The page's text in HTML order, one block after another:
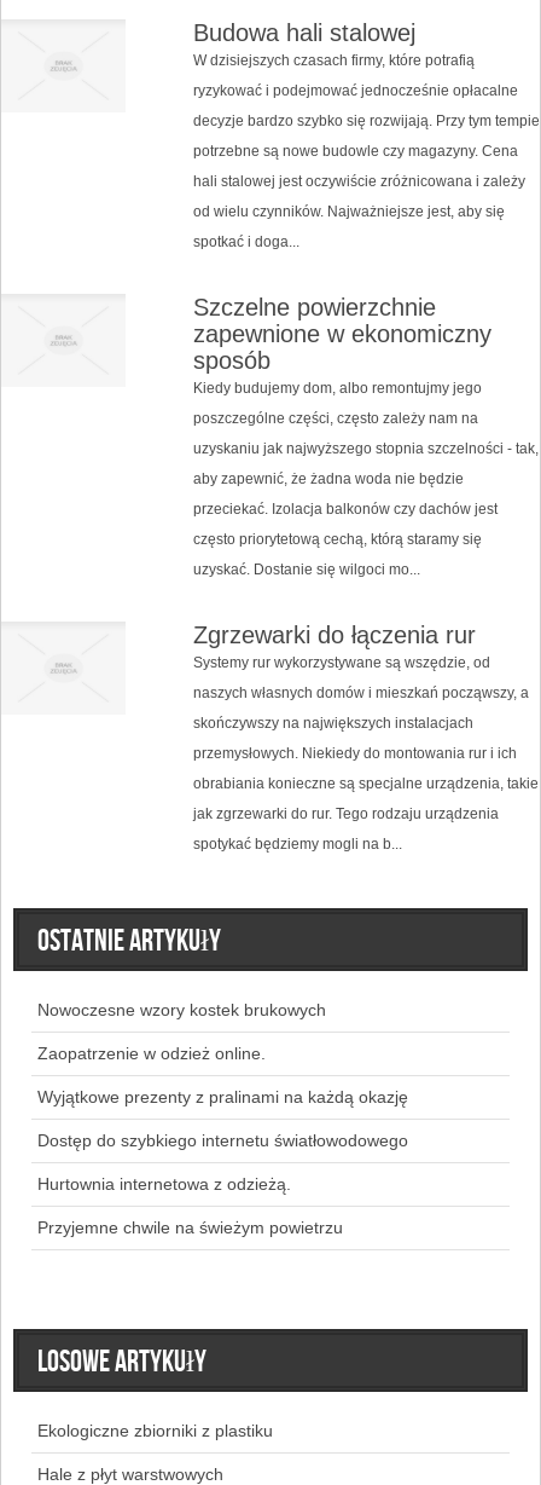
Budowa hali stalowej
W dzisiejszych czasach firmy, które potrafią
ryzykować i podejmować jednocześnie opłacalne
decyzje bardzo szybko się rozwijają. Przy tym tempie
potrzebne są nowe budowle czy magazyny. Cena
hali stalowej jest oczywiście zróżnicowana i zależy
od wielu czynników. Najważniejsze jest, aby się
spotkać i doga...
Szczelne powierzchnie
zapewnione w ekonomiczny
sposób
Kiedy budujemy dom, albo remontujmy jego
poszczególne części, często zależy nam na
uzyskaniu jak najwyższego stopnia szczelności - tak,
aby zapewnić, że żadna woda nie będzie
przeciekać. Izolacja balkonów czy dachów jest
często priorytetową cechą, którą staramy się
uzyskać. Dostanie się wilgoci mo...
Zgrzewarki do łączenia rur
Systemy rur wykorzystywane są wszędzie, od
naszych własnych domów i mieszkań począwszy, a
skończywszy na największych instalacjach
przemysłowych. Niekiedy do montowania rur i ich
obrabiania konieczne są specjalne urządzenia, takie
jak zgrzewarki do rur. Tego rodzaju urządzenia
spotykać będziemy mogli na b...
Ostatnie artykuły
Nowoczesne wzory kostek brukowych
Zaopatrzenie w odzież online.
Wyjątkowe prezenty z pralinami na każdą okazję
Dostęp do szybkiego internetu światłowodowego
Hurtownia internetowa z odzieżą.
Przyjemne chwile na świeżym powietrzu
Losowe artykuły
Ekologiczne zbiorniki z plastiku
Hale z płyt warstwowych